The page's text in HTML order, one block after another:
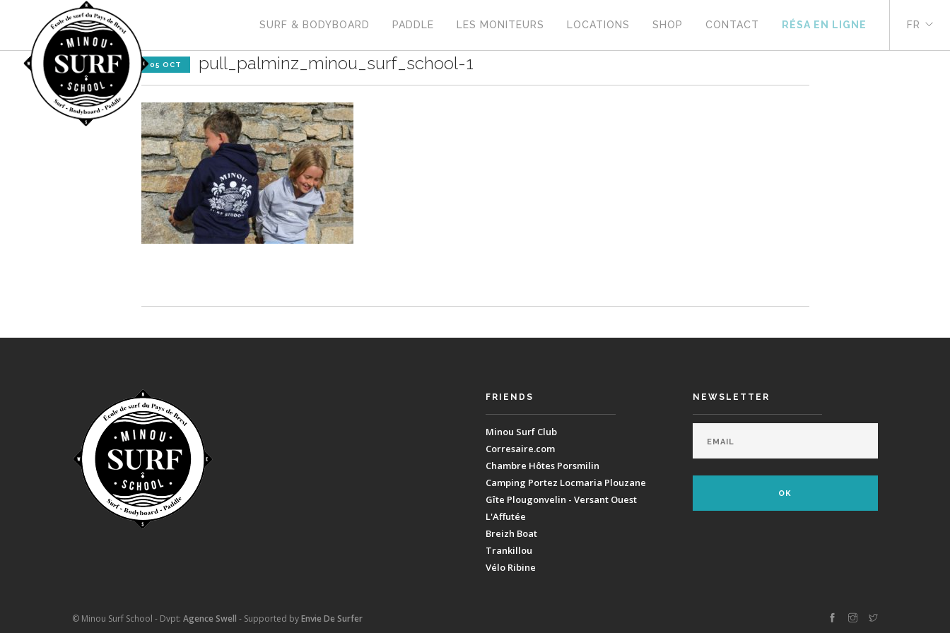
SURF & BODYBOARD PADDLE LES MONITEURS LOCATIONS SHOP CONTACT RÉSA EN LIGNE FR
05 OCT pull_palminz_minou_surf_school-1
FRIENDS
Minou Surf Club
Corresaire.com
Chambre Hôtes Porsmilin
Camping Portez Locmaria Plouzane
Gîte Plougonvelin - Versant Ouest
L'Affutée
Breizh Boat
Trankillou
Vélo Ribine
NEWSLETTER
© Minou Surf School - Dvpt: Agence Swell - Supported byEnvie De Surfer